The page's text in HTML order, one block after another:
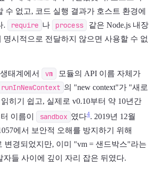
수 없고, 코드 실행 결과가 호스트 환경에
.
require 나 process
같은 Node.js 내장
명시적으로 전달하지 않으면 사용할 수 없
태계에서 vm
모듈의 API 이름 자체가
runInNewContext 의 "new context"가 "새로
히기 쉽고, 실제로 v0.10부터 약 10년간
이름이
sandbox 였다4. 2019년 12월
에서 보안적 오해를 방지하기 위해
변경되었지만, 이미 "vm = 샌드박스"라는
자들 사이에 깊이 자리 잡은 뒤였다.